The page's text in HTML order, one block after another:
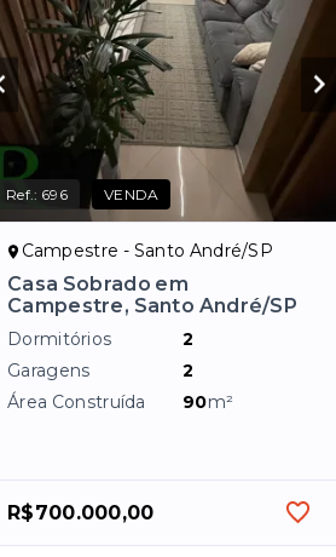
Ref.: 696 VENDA
Campestre - Santo André/SP
Casa Sobrado em
Campestre, Santo André/SP
Dormitórios
2
Garagens
2
Área Construída
90m²
R$700.000,00